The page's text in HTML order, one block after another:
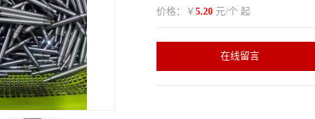
价格：￥ 5.20 元/个 起
在线留言